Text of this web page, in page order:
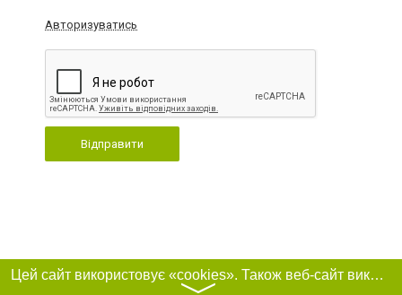
Авторизуватись
Відправити
Цей сайт використовує «cookies». Також веб-сайт використовує інтернет-сервіс для збору технічних даних стосовно відвідувачів з метою отримання маркетингової та статистичної інформації. Умови обробки даних відвідувачів сайту див.
〉